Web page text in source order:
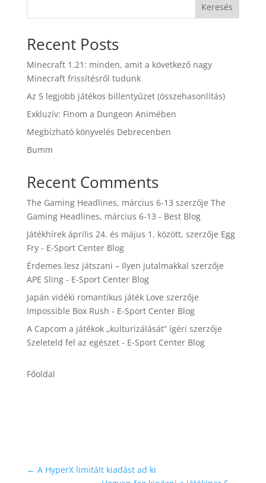
Keresés
Recent Posts
Minecraft 1.21: minden, amit a következő nagy
Minecraft frissítésről tudunk
Az 5 legjobb játékos billentyűzet (összehasonlítás)
Exkluzív: Finom a Dungeon Animében
Megbízható könyvelés Debrecenben
Bumm
Recent Comments
The Gaming Headlines, március 6-13 szerzője The
Gaming Headlines, március 6-13 - Best Blog
Játékhírek április 24. és május 1. között, szerzője Egg
Fry - E-Sport Center Blog
Érdemes lesz játszani – Ilyen jutalmakkal szerzője
APE Sling - E-Sport Center Blog
Japán vidéki romantikus játék Love szerzője
Impossible Box Rush - E-Sport Center Blog
A Capcom a játékok „kulturizálását” ígéri szerzője
Szeleteld fel az egészet - E-Sport Center Blog
Főoldal
← A HyperX limitált kiadást ad ki